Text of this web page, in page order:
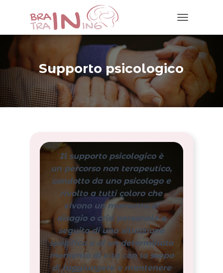
A
V
I
A
Z
I
G
Supporto psicologico
Il supporto psicologico è
un percorso non terapeutico,
condotto da uno psicologo e
rivolto a tutti coloro che
vivono un momento di
disagio o crisi personale a
seguito di una situazione
specifica o di un determinato
momento di vita con lo scopo
di raggiungere e mantenere